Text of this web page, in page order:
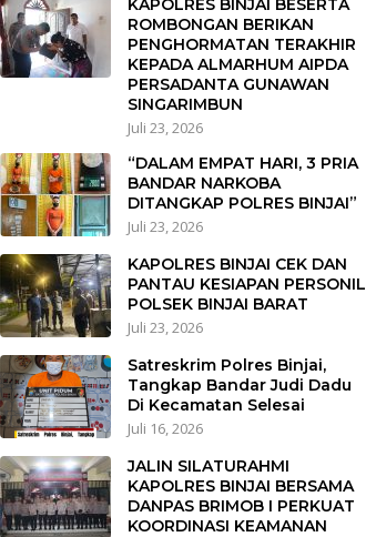
KAPOLRES BINJAI BESERTA
ROMBONGAN BERIKAN
PENGHORMATAN TERAKHIR
KEPADA ALMARHUM AIPDA
PERSADANTA GUNAWAN
SINGARIMBUN
Juli 23, 2026
“DALAM EMPAT HARI, 3 PRIA
BANDAR NARKOBA
DITANGKAP POLRES BINJAI”
Juli 23, 2026
KAPOLRES BINJAI CEK DAN
PANTAU KESIAPAN PERSONIL
POLSEK BINJAI BARAT
Juli 23, 2026
Satreskrim Polres Binjai,
Tangkap Bandar Judi Dadu
Di Kecamatan Selesai
Juli 16, 2026
JALIN SILATURAHMI
KAPOLRES BINJAI BERSAMA
DANPAS BRIMOB I PERKUAT
KOORDINASI KEAMANAN